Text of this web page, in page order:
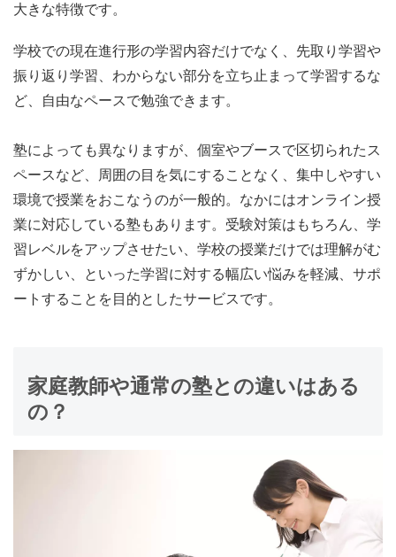
大きな特徴です。
学校での現在進行形の学習内容だけでなく、先取り学習や
振り返り学習、わからない部分を立ち止まって学習するな
ど、
自由なペースで勉強できます。
塾によっても異なりますが、個室やブースで区切られたス
ペースなど、周囲の目を気にすることなく、集中しやすい
環境で授業をおこなうのが一般的。なかにはオンライン授
業に対応している塾もあります。 受験対策はもちろん、学
習レベルをアップさせたい、学校の授業だけでは理解がむ
ずかしい、といった学習に対する幅広い悩みを軽減、サポ
ート することを目的としたサービスです。
家庭教師や通常の塾との違いはある
の？